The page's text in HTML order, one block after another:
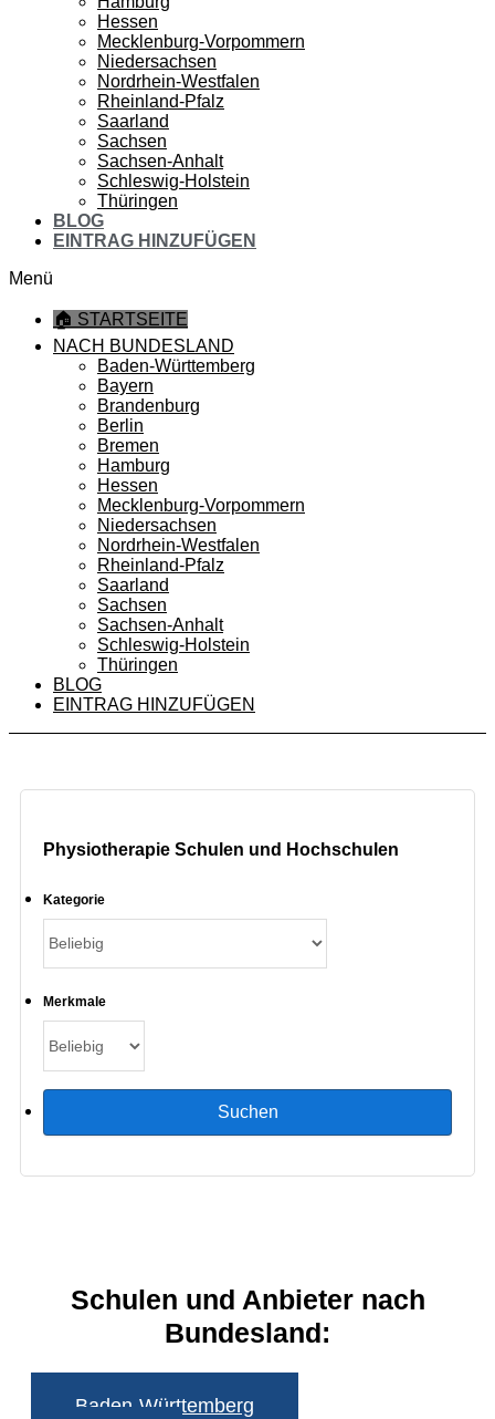
Hessen
Mecklenburg-Vorpommern
Niedersachsen
Nordrhein-Westfalen
Rheinland-Pfalz
Saarland
Sachsen
Sachsen-Anhalt
Schleswig-Holstein
Thüringen
BLOG
EINTRAG HINZUFÜGEN
Menü
🏠 STARTSEITE
NACH BUNDESLAND
Baden-Württemberg
Bayern
Brandenburg
Berlin
Bremen
Hamburg
Hessen
Mecklenburg-Vorpommern
Niedersachsen
Nordrhein-Westfalen
Rheinland-Pfalz
Saarland
Sachsen
Sachsen-Anhalt
Schleswig-Holstein
Thüringen
BLOG
EINTRAG HINZUFÜGEN
Physiotherapie Schulen und Hochschulen
Kategorie
Merkmale
Schulen und Anbieter nach
Bundesland:
Baden-Württemberg